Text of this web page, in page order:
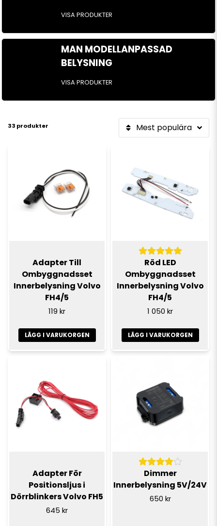
VISA PRODUKTER
MAN MODELLANPASSAD
BELYSNING
VISA PRODUKTER
33 produkter Mest populära
Adapter Till
Ombyggnadsset
Innerbelysning Volvo
FH4/5
119 kr
LÄGG I VARUKORGEN
Röd LED
Ombyggnadsset
Innerbelysning Volvo
FH4/5
1 050 kr
LÄGG I VARUKORGEN
Adapter För
Positionsljus i
Dörrblinkers Volvo FH5
645 kr
Dimmer
Innerbelysning 5V/24V
650 kr